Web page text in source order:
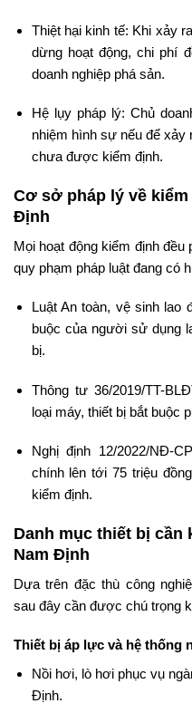
Thiệt hại kinh tế: Khi xảy
dừng hoạt động, chi phí
doanh nghiệp phá sản.
Hệ lụy pháp lý: Chủ
nhiệm hình sự nếu để xảy
chưa được kiểm định.
Cơ sở pháp lý về
Định
Mọi hoạt động kiểm định
quy phạm pháp luật đang có
Luật An toàn, vệ sinh lao
buộc của người sử dụng
bị.
Thông tư 36/2019/TT-
loại máy, thiết bị bắt buộc
Nghị định 12/2022/NĐ-
chính lên tới 75 triệu
kiểm định.
Danh mục thiết bị cần
Nam Định
Dựa trên đặc thù công
sau đây cần được chú trọng
Thiết bị áp lực và hệ thống
Nồi hơi, lò hơi phục vụ
Định.